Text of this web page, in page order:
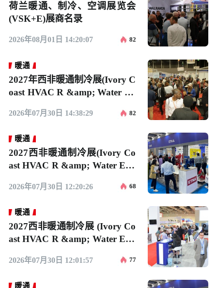
荷兰暖通、制冷、空调展览会
(VSK+E)展商名录
2026年08月01日 14:20:07 82
暖通
2027年西非暖通制冷展(Ivory C
oast HVAC R &amp; Water Ex
张？
2026年07月30日 14:38:29 82
暖通
2027西非暖通制冷展(Ivory Co
ast HVAC R &amp; Water Exp
2026年07月30日 12:20:26 68
暖通
2027西非暖通制冷展 (Ivory Co
ast HVAC R &amp; Water Exp
即将登场！
2026年07月30日 12:01:57 77
暖通